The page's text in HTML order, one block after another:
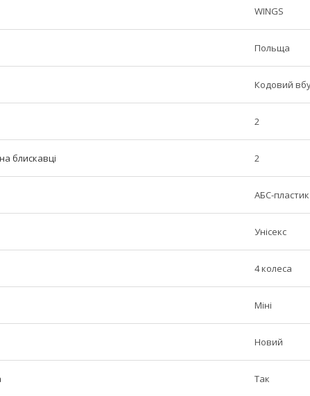
WINGS
Польща
Кодовий
2
блискавці 2
АБС-пластик
Унісекс
4 колеса
Міні
Новий
Так